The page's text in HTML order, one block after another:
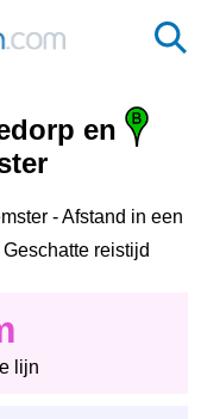
en
- Afstand in een
reistijd
lijn